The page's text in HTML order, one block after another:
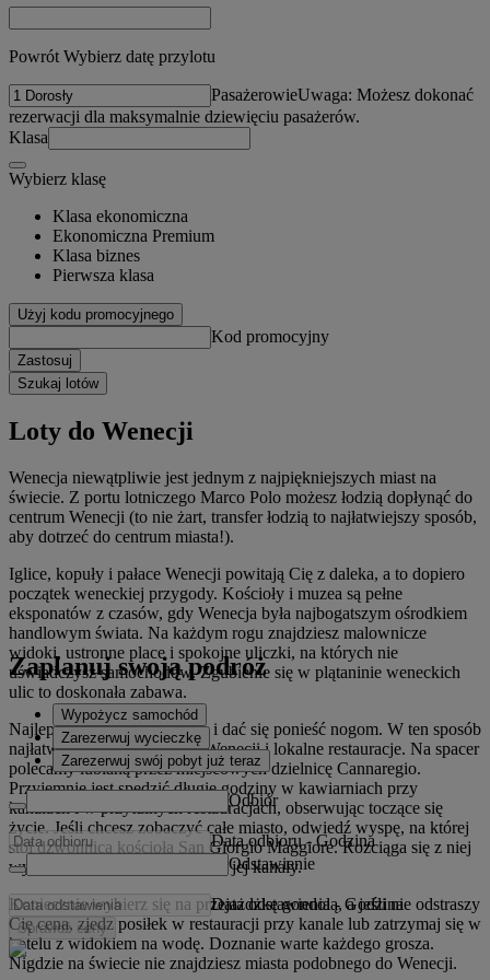
Powrót Wybierz datę przylotu
PasażerowieUwaga: Możesz dokonać
rezerwacji dla maksymalnie dziewięciu pasażerów.
Klasa
Wybierz klasę
Klasa ekonomiczna
Ekonomiczna Premium
Klasa biznes
Pierwsza klasa
Użyj kodu promocyjnego
Kod promocyjny
Zastosuj
Szukaj lotów
Loty do Wenecji
Wenecja niewątpliwie jest jednym z najpiękniejszych miast na
świecie. Z portu lotniczego Marco Polo możesz łodzią dopłynąć do
centrum Wenecji (to nie żart, transfer łodzią to najłatwiejszy sposób,
aby dotrzeć do centrum miasta!).
Iglice, kopuły i pałace Wenecji powitają Cię z daleka, a to dopiero
początek weneckiej przygody. Kościoły i muzea są pełne
eksponatów z czasów, gdy Wenecja była najbogatszym ośrodkiem
handlowym świata. Na każdym rogu znajdziesz malownicze
widoki, ustronne place i spokojne uliczki, na których nie
uświadczysz samochodów. Zgubienie się w plątaninie weneckich
ulic to doskonała zabawa.
Najlepiej zapomnieć o mapie i dać się ponieść nogom. W ten sposób
najłatwiej odkryjesz sekrety Wenecji i lokalne restauracje. Na spacer
polecamy lubianą przez miejscowych dzielnicę Cannaregio.
Przyjemnie jest spędzić długie godziny w kawiarniach przy
kanałach i w przytulnych restauracjach, obserwując toczące się
życie. Jeśli chcesz zobaczyć całe miasto, odwiedź wyspę, na której
stoi dzwonnica kościoła San Giorgio Maggiore. Rozciąga się z niej
wyjątkowy widok na Wenecję i jej kanały.
Koniecznie wybierz się na przejażdżkę gondolą, a jeśli nie odstraszy
Cię cena, zjedz posiłek w restauracji przy kanale lub zatrzymaj się w
hotelu z widokiem na wodę. Doznanie warte każdego grosza.
Nigdzie na świecie nie znajdziesz miasta podobnego do Wenecji.
Zaplanuj swoją podróż
Wypożycz samochód
Zarezerwuj wycieczkę
Zarezerwuj swój pobyt już teraz
Odbiór
Data odbioru - Godzina
Odstawienie
Data odstawienia - Godzina
Sprawdź ceny